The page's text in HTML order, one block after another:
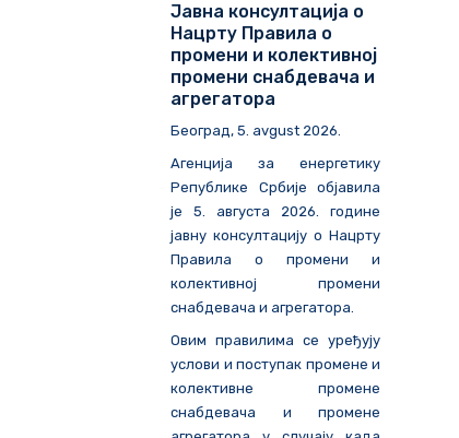
Јавна консултација о
Нацрту Правила о
промени и колективној
промени снабдевача и
агрегатора
Београд, 5. avgust 2026.
Агенција за енергетику
Републике Србије објавила
је 5. августа 2026. године
јавну консултацију о Нацрту
Правила о промени и
колективној промени
снабдевача и агрегатора.
Овим правилима се уређују
услови и поступак промене и
колективне промене
снабдевача и промене